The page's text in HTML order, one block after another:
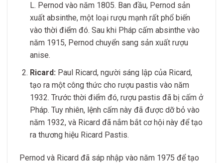
L. Pernod vào năm 1805. Ban đầu, Pernod sản
xuất absinthe, một loại rượu mạnh rất phổ biến
vào thời điểm đó. Sau khi Pháp cấm absinthe vào
năm 1915, Pernod chuyển sang sản xuất rượu
anise.
Ricard: Paul Ricard, người sáng lập của Ricard,
tạo ra một công thức cho rượu pastis vào năm
1932. Trước thời điểm đó, rượu pastis đã bị cấm ở
Pháp. Tuy nhiên, lệnh cấm này đã được dỡ bỏ vào
năm 1932, và Ricard đã nắm bắt cơ hội này để tạo
ra thương hiệu Ricard Pastis.
Pernod và Ricard đã sáp nhập vào năm 1975 để tạo